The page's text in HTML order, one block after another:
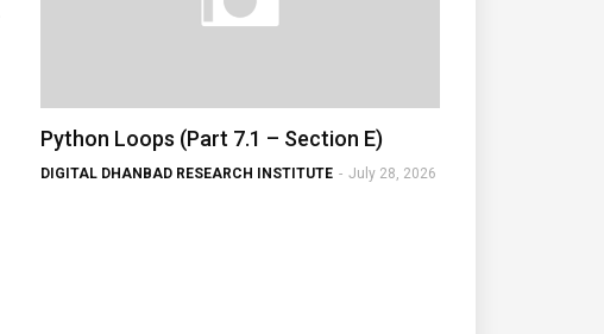
Python Loops (Part 7.1 – Section E)
DIGITAL DHANBAD RESEARCH INSTITUTE - July 28, 2026